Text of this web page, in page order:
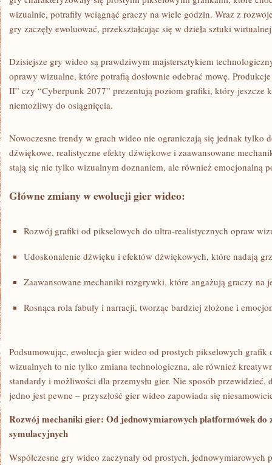
wizualnie, potrafiły wciągnąć ​graczy ‌na⁣ wiele‌ godzin. Wraz z​
gry zaczęły ⁣ewoluować, przekształcając się w ‌dzieła sztuki
Dzisiejsze gry ‍wideo są prawdziwym majstersztykiem
oprawy wizualne, które potrafią dosłownie ⁣odebrać⁢ mowę.
II” czy “Cyberpunk 2077” prezentują ​poziom grafiki, który ‌jeszcze
niemożliwy do osiągnięcia.
Nowoczesne ​trendy w grach wideo nie ograniczają się jednak tylko
dźwiękowe, realistyczne efekty dźwiękowe i zaawansowane
stają się nie tylko‍ wizualnym doznaniem, ale również emocjonalną
Główne⁣ zmiany w ewolucji gier‌ wideo:
Rozwój grafiki od ⁤pikselowych ‍do ultra-realistycznych opraw
Udoskonalenie dźwięku i​ efektów​ dźwiękowych, które nadają
Zaawansowane mechaniki ⁣rozgrywki, ⁣które angażują graczy na
Rosnąca rola fabuły i ⁣narracji, tworząc bardziej złożone i
Podsumowując, ewolucja gier‍ wideo⁣ od prostych pikselowych grafik
wizualnych to nie tylko zmiana ⁢technologiczna, ⁤ale również⁣
standardy i możliwości ⁤dla przemysłu ‍gier. Nie sposób przewidzieć,
jedno ⁣jest⁣ pewne – przyszłość gier⁢ wideo zapowiada ​się
Rozwój mechaniki gier: ‌Od ⁢jednowymiarowych platformówek ⁢do
symulacyjnych
Współczesne ⁤gry​ wideo zaczynały‌ od prostych,